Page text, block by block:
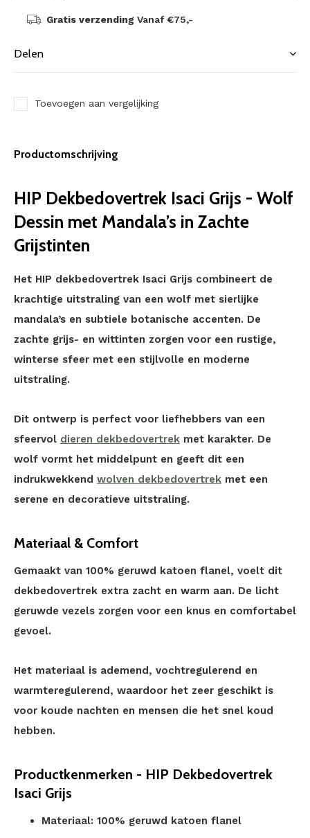
Gratis verzending Vanaf €75,-
Delen
Toevoegen aan vergelijking
Productomschrijving
HIP Dekbedovertrek Isaci Grijs - Wolf
Dessin met Mandala’s in Zachte
Grijstinten
Het HIP dekbedovertrek Isaci Grijs combineert de
krachtige uitstraling van een wolf met sierlijke
mandala’s en subtiele botanische accenten. De
zachte grijs- en wittinten zorgen voor een rustige,
winterse sfeer met een stijlvolle en moderne
uitstraling.
Dit ontwerp is perfect voor liefhebbers van een
sfeervol dieren dekbedovertrek met karakter. De
wolf vormt het middelpunt en geeft dit een
indrukwekkend wolven dekbedovertrek met een
serene en decoratieve uitstraling.
Materiaal & Comfort
Gemaakt van 100% geruwd katoen flanel, voelt dit
dekbedovertrek extra zacht en warm aan. De licht
geruwde vezels zorgen voor een knus en comfortabel
gevoel.
Het materiaal is ademend, vochtregulerend en
warmteregulerend, waardoor het zeer geschikt is
voor koude nachten en mensen die het snel koud
hebben.
Productkenmerken - HIP Dekbedovertrek
Isaci Grijs
Materiaal: 100% geruwd katoen flanel